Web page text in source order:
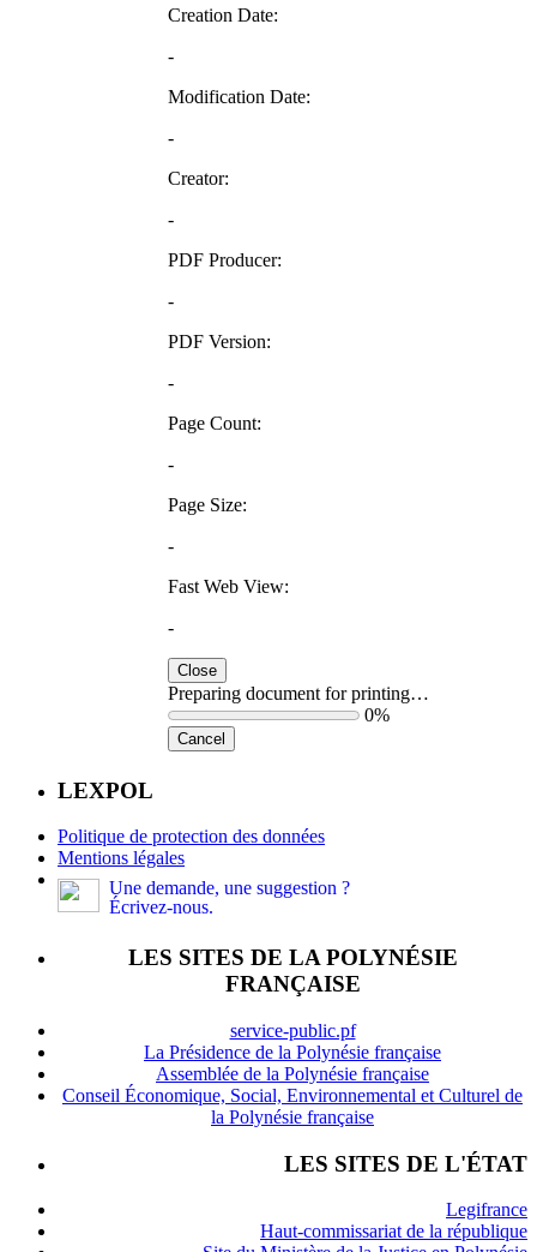
Creation Date:
-
Modification Date:
-
Creator:
-
PDF Producer:
-
PDF Version:
-
Page Count:
-
Page Size:
-
Fast Web View:
-
Close
Preparing document for printing…
0%
Cancel
LEXPOL
Politique de protection des données
Mentions légales
Une demande, une suggestion ?
Écrivez-nous.
LES SITES DE LA POLYNÉSIE
FRANÇAISE
service-public.pf
La Présidence de la Polynésie française
Assemblée de la Polynésie française
Conseil Économique, Social, Environnemental et Culturel de
la Polynésie française
LES SITES DE L'ÉTAT
Legifrance
Haut-commissariat de la république